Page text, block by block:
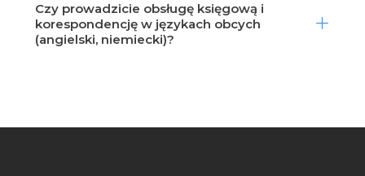
Czy prowadzicie obsługę księgową i
korespondencję w językach obcych
(angielski, niemiecki)?